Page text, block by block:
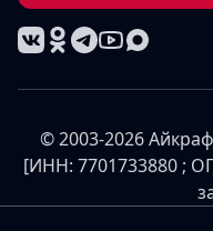
© 2003-2026
[ИНН: 7701733880 ;